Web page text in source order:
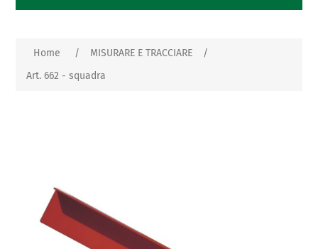
Home / MISURARE E TRACCIARE
/
Art. 662 - squadra